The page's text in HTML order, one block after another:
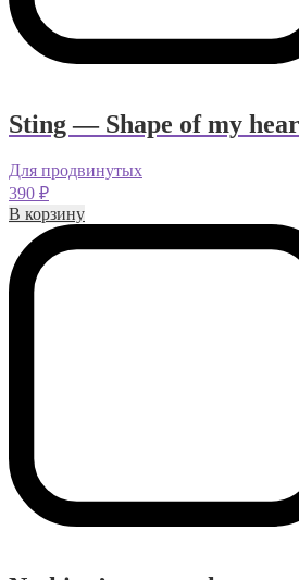
Sting — Shape of my
Для продвинутых
390 ₽
В корзину